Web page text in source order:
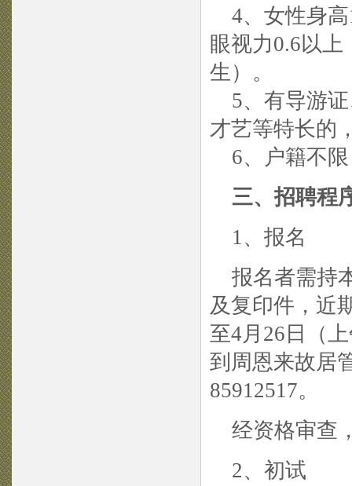
4、女性身高
眼视力0.6以上
生）。
5、有导游证
才艺等特长的
6、户籍不限
三、招聘程
1、报名
报名者需持
及复印件，近
至4月26日（
到周恩来故居
85912517。
经资格审查
2、初试